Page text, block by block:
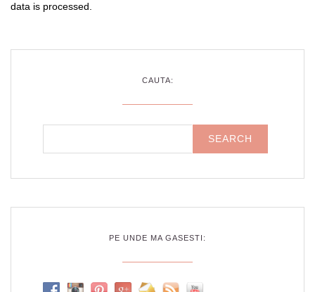
data is processed
CAUTA:
PE UNDE MA GASESTI: